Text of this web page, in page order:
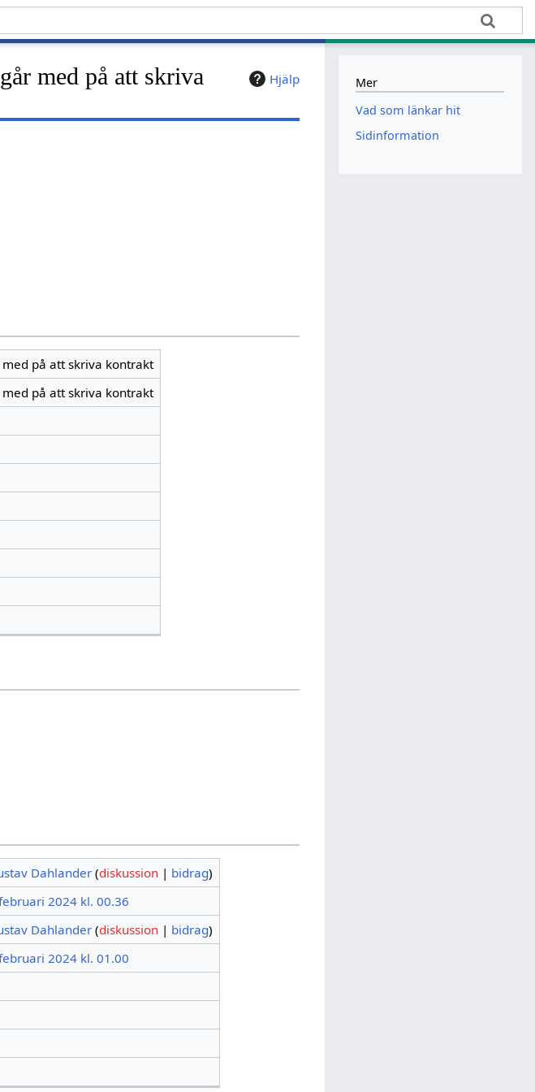
Hjälp
med på att skriva
på att skriva kontrakt
på att skriva kontrakt
Dahlander (diskussion| bidrag)
2024 kl. 00.36
Dahlander (diskussion| bidrag)
2024 kl. 01.00
Mer
Vad som länkar hit
Sidinformation